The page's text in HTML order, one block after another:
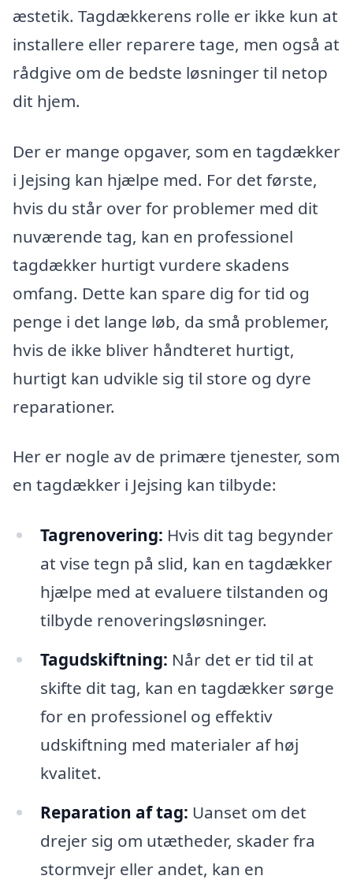
æstetik. Tagdækkerens rolle er ikke kun at
installere eller reparere tage, men også at
rådgive om de bedste løsninger til netop
dit hjem.
Der er mange opgaver, som en tagdækker
i Jejsing kan hjælpe med. For det første,
hvis du står over for problemer med dit
nuværende tag, kan en professionel
tagdækker hurtigt vurdere skadens
omfang. Dette kan spare dig for tid og
penge i det lange løb, da små problemer,
hvis de ikke bliver håndteret hurtigt,
hurtigt kan udvikle sig til store og dyre
reparationer.
Her er nogle av de primære tjenester, som
en tagdækker i Jejsing kan tilbyde:
Tagrenovering: Hvis dit tag begynder
at vise tegn på slid, kan en tagdækker
hjælpe med at evaluere tilstanden og
tilbyde renoveringsløsninger.
Tagudskiftning: Når det er tid til at
skifte dit tag, kan en tagdækker sørge
for en professionel og effektiv
udskiftning med materialer af høj
kvalitet.
Reparation af tag: Uanset om det
drejer sig om utætheder, skader fra
stormvejr eller andet, kan en